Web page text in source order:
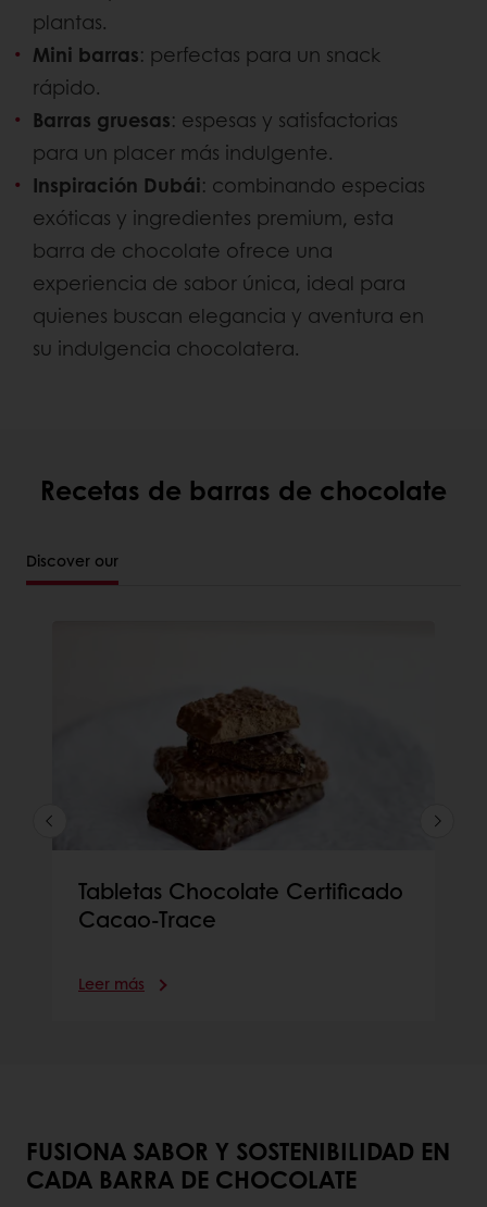
plantas.
Mini barras: perfectas para un snack
rápido.
Barras gruesas: espesas y satisfactorias
para un placer más indulgente.
Inspiración Dubái: combinando especias
exóticas y ingredientes premium, esta
barra de chocolate ofrece una
experiencia de sabor única, ideal para
quienes buscan elegancia y aventura en
su indulgencia chocolatera.
Recetas de barras de chocolate
Discover our
Tabletas Chocolate Certificado
Cacao-Trace
Leer más
FUSIONA SABOR Y SOSTENIBILIDAD EN
CADA BARRA DE CHOCOLATE